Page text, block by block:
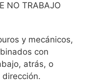
NO TRABAJO
y mecánicos,
con
atrás, o